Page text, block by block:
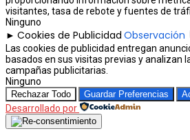
visitantes, tasa de rebote y fuentes de
Ninguno
► Cookies de Publicidad Observación
Las cookies de publicidad entregan
basados en sus visitas previas y analizan
campañas publicitarias.
Ninguno
Rechazar Todo Guardar Preferencias
Desarrollado por